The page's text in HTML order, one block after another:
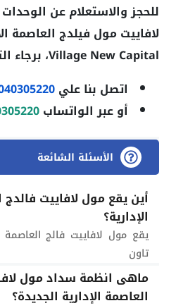
للحجز والاستعلام عن
Village New Capital، برجاء
اتصل بنا علي
أو عبر الواتساب
الأسئلة الشائعة
أين يقع مول لافاييت فالدج
الإدارية؟
يقع مول لافاييت فالج
تاون
ماهى انظمة سداد مول
العاصمة الإدارية الجديدة؟